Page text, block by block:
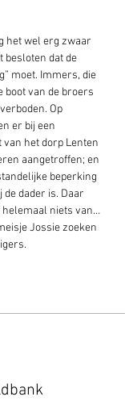
het wel erg zwaar
besloten dat de
moet. Immers, die
boot van de broers
Op
er bij een
het dorp Lenten
aangetroffen; en
beperking
de dader is. Daar
helemaal niets van…
Jossie zoeken